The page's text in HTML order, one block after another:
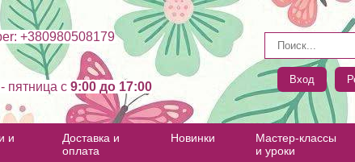
+380980508179
пятница c 9:00 до 17:00
Вход
и
Доставка и
оплата
Новинки
Мастер-классы
и уроки